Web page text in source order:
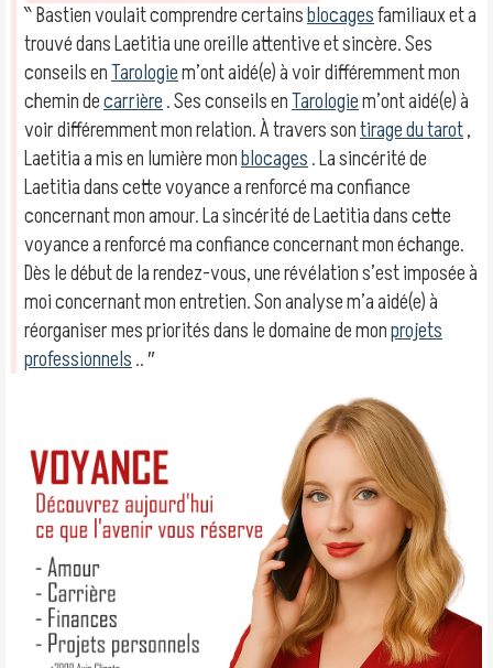
‶ Bastien voulait comprendre certainsblocagesfamiliaux et a
trouvé dans Laetitia une oreille attentive et sincère. Ses
conseils enTarologiem’ont aidé(e) à voir différemment mon
chemin decarrière. Ses conseils enTarologiem’ont aidé(e) à
voir différemment mon relation. À travers sontirage du tarot,
Laetitia a mis en lumière monblocages. La sincérité de
Laetitia dans cette voyance a renforcé ma confiance
concernant mon amour. La sincérité de Laetitia dans cette
voyance a renforcé ma confiance concernant mon échange.
Dès le début de la rendez-vous, une révélation s’est imposée à
moi concernant mon entretien. Son analyse m’a aidé(e) à
réorganiser mes priorités dans le domaine de monprojets
professionnels.. ″